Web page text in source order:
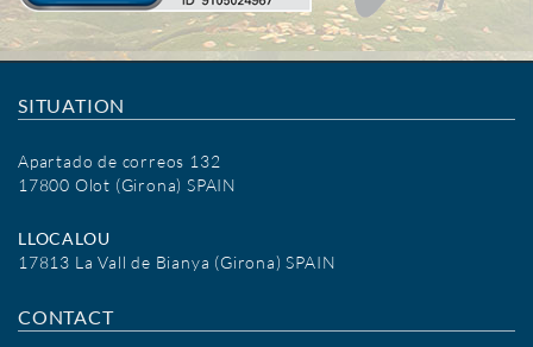
SITUATION
Apartado de correos 132
17800 Olot (Girona) SPAIN
LLOCALOU
17813 La Vall de Bianya (Girona) SPAIN
CONTACT